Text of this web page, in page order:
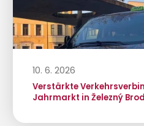
10. 6. 2026
Verstärkte
Jahrmarkt in Železný Brod